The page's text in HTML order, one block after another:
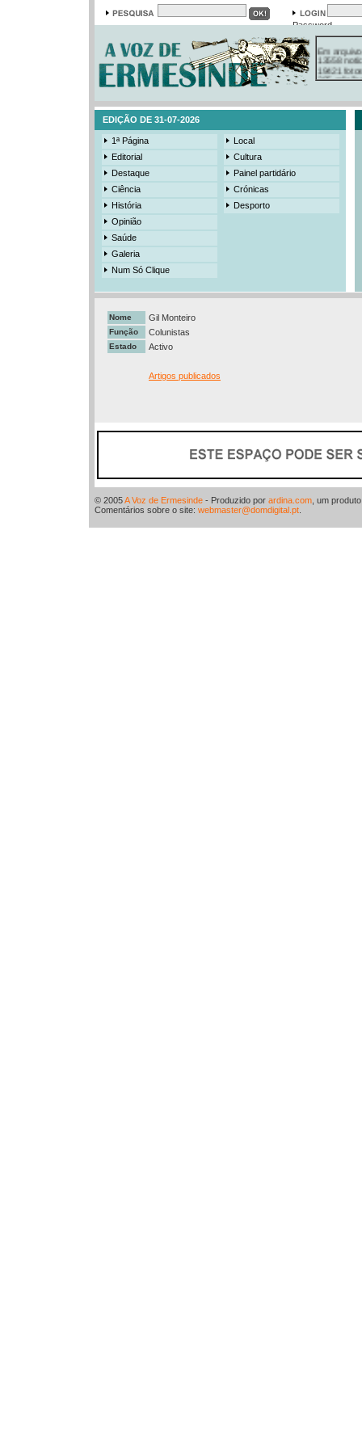
Password
Em arquivo
13558
19421
385
EDIÇÃO DE 31-07-2026
1ª Página
Editorial
Destaque
Ciência
História
Opinião
Saúde
Galeria
Num Só Clique
Local
Cultura
Painel partidário
Crónicas
Desporto
Nome Gil Monteiro
Função Colunistas
Estado Activo
Artigos publicados
© 2005A Voz de Ermesinde - Produzido por ardina.com , um
Comentários sobre o site: webmaster@domdigital.pt